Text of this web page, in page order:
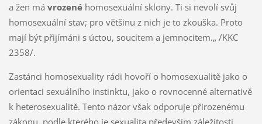
a žen má vrozené homosexuální sklony. Ti si nevolí svůj
homosexuální stav; pro většinu z nich je to zkouška. Proto
mají být přijímáni s úctou, soucitem a jemnocitem.„ /KKC
2358/.
Zastánci homosexuality rádi hovoří o homosexualitě jako o
orientaci sexuálního instinktu, jako o rovnocenné alternativě
k heterosexualitě. Tento názor však odporuje přirozenému